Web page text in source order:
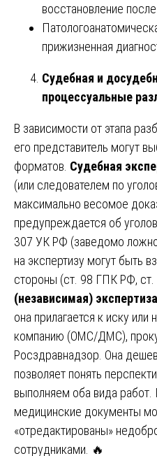
восстановление
прижизненная
Судебная и
процессуальные
В зависимости от этапа
его представитель могут
форматов. Судебная
(или следователем по
максимально весомое
предупреждается об
307 УК РФ (заведомо
на экспертизу могут быть
стороны (ст. 98 ГПК РФ,
(независимая) экспертиза
она прилагается к иску или
компанию (ОМС/ДМС),
Росздравнадзор. Она
позволяет понять
выполняем оба вида работ.
медицинские документы
«отредактированы»
сотрудниками. 🔥